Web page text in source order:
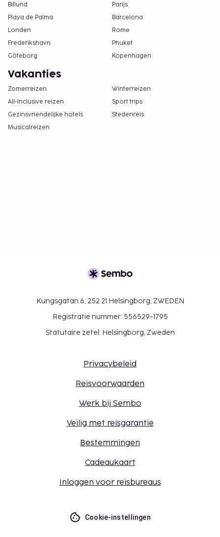
Billund
Parijs
Playa de Palma
Barcelona
Londen
Rome
Frederikshavn
Phuket
Göteborg
Kopenhagen
Vakanties
Zomerreizen
Winterreizen
All-Inclusive reizen
Sport trips
Gezinsvriendelijke hotels
Stedenreis
Musicalreizen
Kungsgatan 6, 252 21 Helsingborg, ZWEDEN
Registratie nummer: 556529-1795
Statutaire zetel: Helsingborg, Zweden
Privacybeleid
Reisvoorwaarden
Werk bij Sembo
Veilig met reisgarantie
Bestemmingen
Cadeaukaart
Inloggen voor reisbureaus
Cookie-instellingen